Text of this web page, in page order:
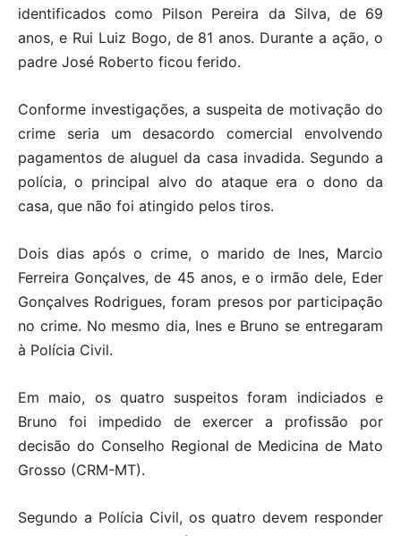
identificados como Pilson Pereira da Silva, de 69
anos, e Rui Luiz Bogo, de 81 anos. Durante a ação, o
padre José Roberto ficou ferido.
Conforme investigações, a suspeita de motivação do
crime seria um desacordo comercial envolvendo
pagamentos de aluguel da casa invadida. Segundo a
polícia, o principal alvo do ataque era o dono da
casa, que não foi atingido pelos tiros.
Dois dias após o crime, o marido de Ines, Marcio
Ferreira Gonçalves, de 45 anos, e o irmão dele, Eder
Gonçalves Rodrigues, foram presos por participação
no crime. No mesmo dia, Ines e Bruno se entregaram
à Polícia Civil.
Em maio, os quatro suspeitos foram indiciados e
Bruno foi impedido de exercer a profissão por
decisão do Conselho Regional de Medicina de Mato
Grosso (CRM-MT).
Segundo a Polícia Civil, os quatro devem responder